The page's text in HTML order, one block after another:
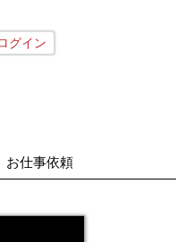
グイン
お仕事依頼